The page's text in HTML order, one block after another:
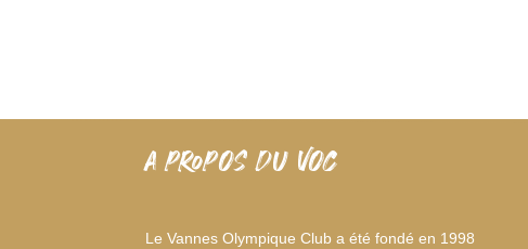
A PROPOS DU VOC
Le Vannes Olympique Club a été fondé en 1998